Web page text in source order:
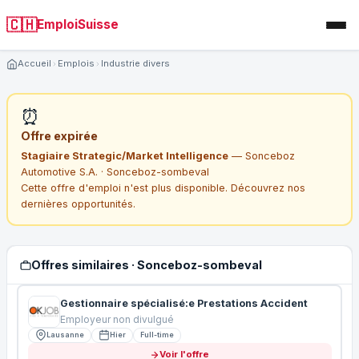
🇨🇭EmploiSuisse
Accueil Emplois Industrie divers
⏰
Offre expirée
Stagiaire Strategic/Market Intelligence— Sonceboz
Automotive S.A. · Sonceboz-sombeval
Cette offre d'emploi n'est plus disponible. Découvrez nos
dernières opportunités.
Offres similaires · Sonceboz-sombeval
Gestionnaire spécialisé:e Prestations Accident
Employeur non divulgué
Lausanne Hier Full-time
Voir l'offre